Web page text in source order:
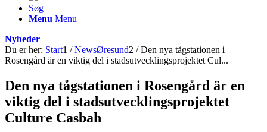
Søg
Menu Menu
Nyheder
Du er her: Start1 / NewsØresund2 / Den nya tågstationen i
Rosengård är en viktig del i stadsutvecklings­projektet Cul...
Den nya tågstationen i Rosengård är en
viktig del i stadsutvecklings­projektet
Culture Casbah